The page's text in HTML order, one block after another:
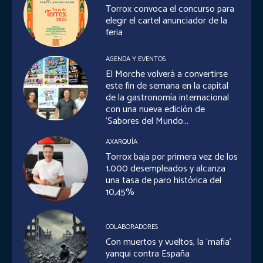
Torrox convoca el concurso para
elegir el cartel anunciador de la
feria
AGENDA Y EVENTOS
El Morche volverá a convertirse
este fin de semana en la capital
de la gastronomía internacional
con una nueva edición de
‘Sabores del Mundo...
AXARQUÍA
Torrox baja por primera vez de los
1.000 desempleados y alcanza
una tasa de paro histórica del
10,45%
COLABORADORES
Con muertos y vueltos, la ‘mafia’
yanqui contra España